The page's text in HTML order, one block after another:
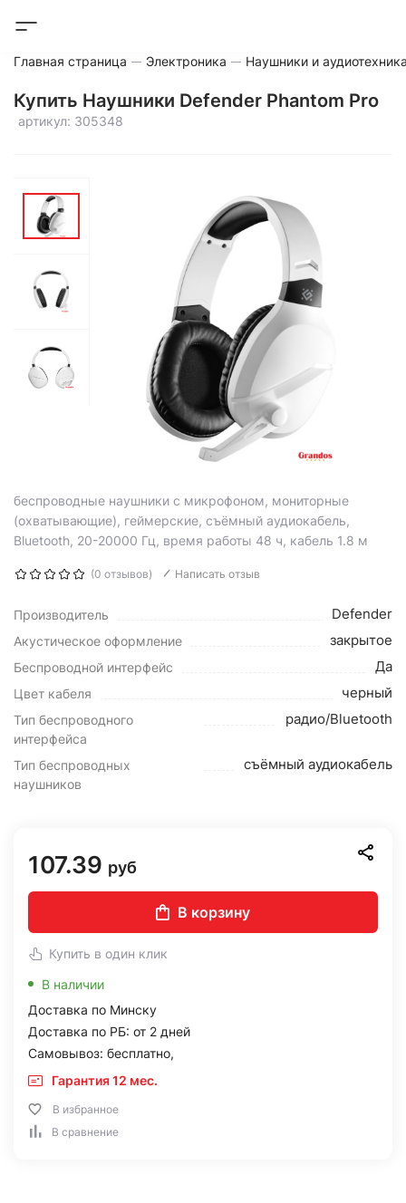
Главная страница Электроника Наушники и
Купить Наушники Defender Phantom Pro
артикул: 305348
беспроводные наушники с микрофоном, мониторные
(охватывающие), геймерские, съёмный аудиокабель,
Bluetooth, 20-20000 Гц, время работы 48 ч, кабель 1.8 м
(0 отзывов) Написать отзыв
Производитель Defender
Акустическое оформление закрытое
Беспроводной интерфейс Да
Цвет кабеля черный
Тип беспроводного
интерфейса
радио/Bluetooth
Тип беспроводных
наушников
съёмный аудиокабель
107.39 руб
В корзину
Купить в один клик
В наличии
Доставка по Минску
Доставка по РБ: от 2 дней
Самовывоз: бесплатно,
Гарантия 12 мес.
В избранное
В сравнение